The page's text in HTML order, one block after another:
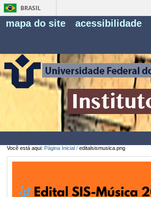
BRASIL
mapa do site acessibilidade
Você está aqui: Página Inicial / editalsismusica.png